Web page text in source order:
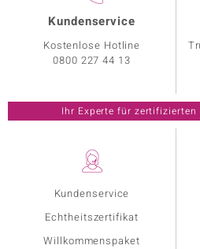
Kundenservice
Echtheitszertifikat
Willkommenspaket
Kundenservice
Kostenlose Hotline
0800 227 44 13
Ihr Experte für zertifizierten